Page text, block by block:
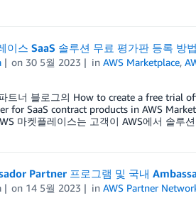
이스 SaaS 솔루션 무료 평가판 등록 방법
on 30 5월 2023 inAWS Marketplace,
트너 블로그의 How to create a free trial
for SaaS contract products in AWS
마켓플레이스는 고객이 AWS에서 솔
Partner 프로그램 및 국내
on 14 5월 2023 inAWS Partner